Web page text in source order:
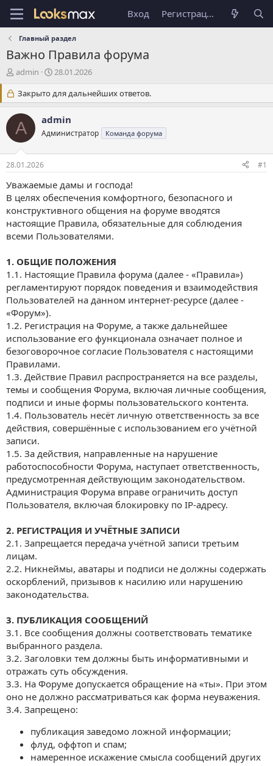
Вход Регистрация
Главный раздел
Важно Правила форума
А
т
о
р
т
е
м
admin
Д
т
а
а
ч
а
28.01.2026
Закрыто для дальнейших ответов.
A admin
Администратор Команда форума
28.01.2026 #1
Уважаемые дамы и господа!
В целях обеспечения комфортного, безопасного и
конструктивного общения на форуме вводятся
настоящие Правила, обязательные для соблюдения
всеми Пользователями.
1. ОБЩИЕ ПОЛОЖЕНИЯ
1.1. Настоящие Правила форума (далее - «Правила»)
регламентируют порядок поведения и взаимодействия
Пользователей на данном интернет-ресурсе (далее -
«Форум»).
1.2. Регистрация на Форуме, а также дальнейшее
использование его функционала означает полное и
безоговорочное согласие Пользователя с настоящими
Правилами.
1.3. Действие Правил распространяется на все разделы,
темы и сообщения Форума, включая личные сообщения,
подписи и иные формы пользовательского контента.
1.4. Пользователь несёт личную ответственность за все
действия, совершённые с использованием его учётной
записи.
1.5. За действия, направленные на нарушение
работоспособности Форума, наступает ответственность,
предусмотренная действующим законодательством.
Администрация Форума вправе ограничить доступ
Пользователя, включая блокировку по IP-адресу.
2. РЕГИСТРАЦИЯ И УЧЁТНЫЕ ЗАПИСИ
2.1. Запрещается передача учётной записи третьим
лицам.
2.2. Никнеймы, аватары и подписи не должны содержать
оскорблений, призывов к насилию или нарушению
законодательства.
3. ПУБЛИКАЦИЯ СООБЩЕНИЙ
3.1. Все сообщения должны соответствовать тематике
выбранного раздела.
3.2. Заголовки тем должны быть информативными и
отражать суть обсуждения.
3.3. На Форуме допускается обращение на «ты». При этом
оно не должно рассматриваться как форма неуважения.
3.4. Запрещено:
публикация заведомо ложной информации;
флуд, оффтоп и спам;
намеренное искажение смысла сообщений других